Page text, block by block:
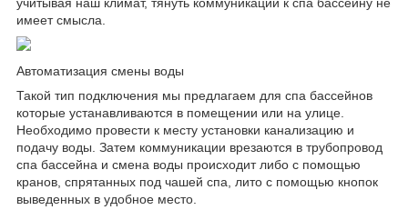
учитывая наш климат, тянуть коммуникации к спа бассейну не
имеет смысла.
Автоматизация смены воды
Такой тип подключения мы предлагаем для спа бассейнов
которые устанавливаются в помещении или на улице.
Необходимо провести к месту установки канализацию и
подачу воды. Затем коммуникации врезаются в трубопровод
спа бассейна и смена воды происходит либо с помощью
кранов, спрятанных под чашей спа, лито с помощью кнопок
выведенных в удобное место.